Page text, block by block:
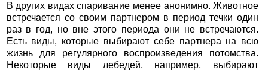
В других видах спаривание менее анонимно. Животное
встречается со своим партнером в период течки один
раз в год, но вне этого периода они не встречаются.
Есть виды, которые выбирают себе партнера на всю
жизнь для регулярного воспроизведения потомства.
Некоторые виды лебедей, например, выбирают